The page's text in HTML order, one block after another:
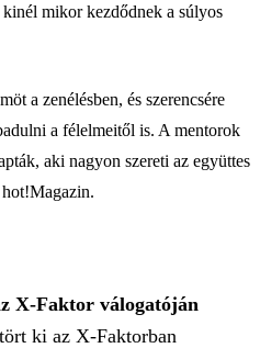
mikor kezdődnek a súlyos
a zenélésben, és szerencsére
a félelmeitől is. A mentorok
aki nagyon szereti az együttes
hot!Magazin.
X-Faktor válogatóján
ki az X-Faktorban